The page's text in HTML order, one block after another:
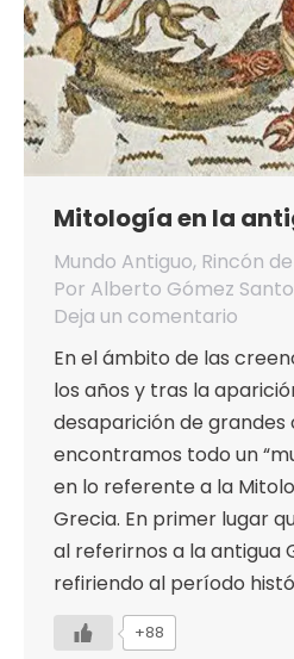
Mitología en la
Mundo Antiguo, Rincón
Por Alberto Gómez
Deja un comentario
En el ámbito de las
los años y tras la
desaparición de grandes
encontramos todo un
en lo referente a la
Grecia. En primer lugar
al referirnos a la antigua
refiriendo al período
+88